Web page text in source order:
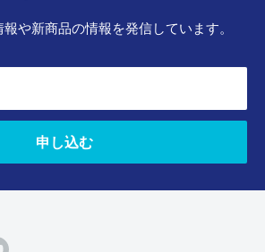
や新商品の情報を発信しています。
申し込む